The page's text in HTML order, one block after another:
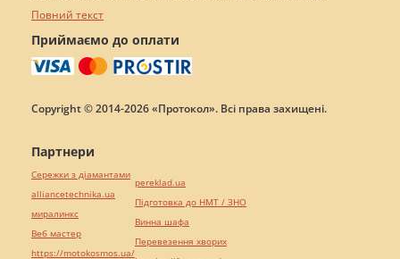
Повний текст
Приймаємо до оплати
Copyright © 2014-2026 «Протокол». Всі права захищені.
Партнери
Сережки з діамантами
alliancetechnika.ua
миралинкс
Веб мастер
https://motokosmos.ua/
pereklad.ua
Підготовка до НМТ / ЗНО
Винна шафа
Перевезення хворих